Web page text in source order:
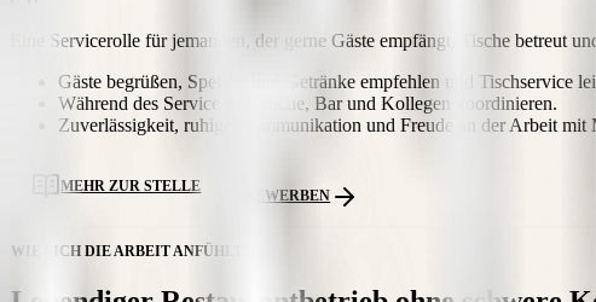
Eine Servicerolle für jemanden, der gerne Gäste empfängt, Tische betreut
Gäste begrüßen, Speisen und Getränke empfehlen und Tischservice
Während des Service mit Küche, Bar und Kollegen koordinieren.
Zuverlässigkeit, ruhige Kommunikation und Freude an der Arbeit mit
MEHR ZUR STELLE
BEWERBEN
WIE SICH DIE ARBEIT ANFÜHLT